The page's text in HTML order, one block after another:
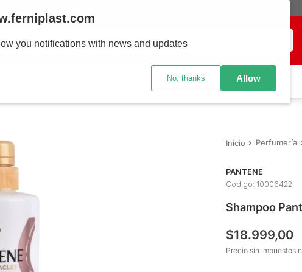
SUCURSALES
Perfumería
PANTENE
Código: 10006422
Shampoo
$18.999,00
Precio sin impuestos
you notifications with news and updates
No, thanks Allow